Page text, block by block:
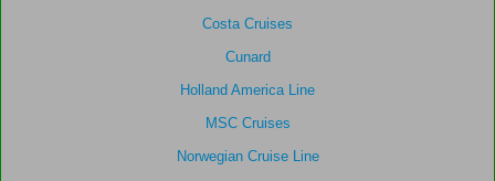
Costa Cruises
Cunard
Holland America Line
MSC Cruises
Norwegian Cruise Line